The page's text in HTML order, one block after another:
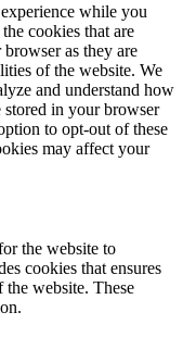
while you
cookies that are
browser as they are
of the website. We
and understand how
in your browser
to opt-out of these
may affect your
the website to
cookies that ensures
the website. These